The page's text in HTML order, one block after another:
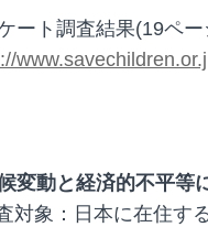
ート調査結果(19ペ
候変動と経済的不平
対象：日本に在住す